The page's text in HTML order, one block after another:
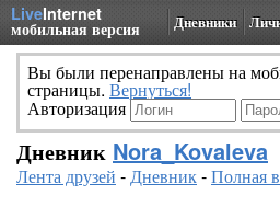
LiveInternet
мобильная версия Дневники
Вы были перенаправлены на
страницы. Вернуться!
Авторизация
Дневник Nora_Kovaleva
Лента друзей -Дневник-Полная